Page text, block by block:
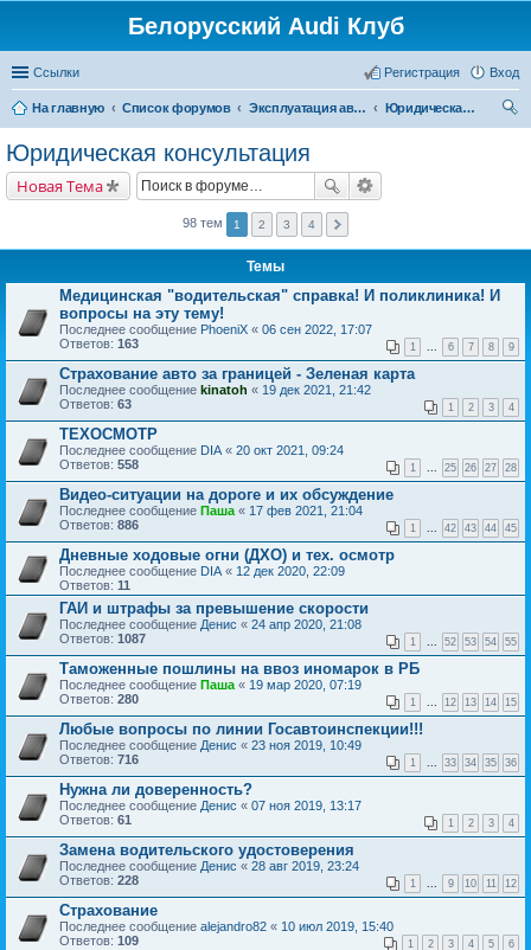
Белорусский Audi Клуб
Ссылки Вход
Регистрация
На главную Список форумов Эксплуатация автомобиля
Юридическая консультация
Юридическая консультация
Новая Тема
98 тем 1 2 3 4
Темы
Медицинская "водительская" справка! И поликлиника! И
вопросы на эту тему!
Последнее сообщение PhoeniX « 06 сен 2022, 17:07
Ответов: 163 1 ... 6 7 8 9
Страхование авто за границей - Зеленая карта
Последнее сообщение kinatoh « 19 дек 2021, 21:42
Ответов: 63 1 2 3 4
ТЕХОСМОТР
Последнее сообщение DIA « 20 окт 2021, 09:24
Ответов: 558 1 ... 25 26 27 28
Видео-ситуации на дороге и их обсуждение
Последнее сообщение Паша « 17 фев 2021, 21:04
Ответов: 886 1 ... 42 43 44 45
Дневные ходовые огни (ДХО) и тех. осмотр
Последнее сообщение DIA « 12 дек 2020, 22:09
Ответов: 11
ГАИ и штрафы за превышение скорости
Последнее сообщение Денис « 24 апр 2020, 21:08
Ответов: 1087 1 ... 52 53 54 55
Таможенные пошлины на ввоз иномарок в РБ
Последнее сообщение Паша « 19 мар 2020, 07:19
Ответов: 280 1 ... 12 13 14 15
Любые вопросы по линии Госавтоинспекции!!!
Последнее сообщение Денис « 23 ноя 2019, 10:49
Ответов: 716 1 ... 33 34 35 36
Нужна ли доверенность?
Последнее сообщение Денис « 07 ноя 2019, 13:17
Ответов: 61 1 2 3 4
Замена водительского удостоверения
Последнее сообщение Денис « 28 авг 2019, 23:24
Ответов: 228 1 ... 9 10 11 12
Страхование
Последнее сообщение alejandro82 « 10 июл 2019, 15:40
Ответов: 109 1 2 3 4 5 6